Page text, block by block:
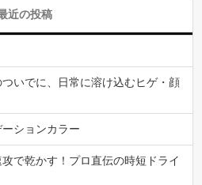
近の投稿
ついでに、日常に溶け込むヒゲ・顔
ションカラー
で乾かす！プロ直伝の時短ドライ